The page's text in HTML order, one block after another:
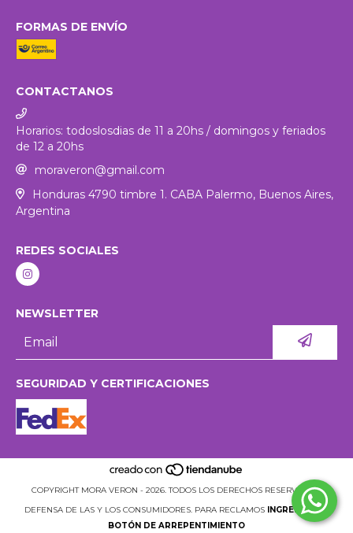
FORMAS DE ENVÍO
CONTACTANOS
Horarios: todoslosdias de 11 a 20hs / domingos y feriados
de 12 a 20hs
moraveron@gmail.com
Honduras 4790 timbre 1. CABA Palermo, Buenos Aires,
Argentina
REDES SOCIALES
NEWSLETTER
SEGURIDAD Y CERTIFICACIONES
COPYRIGHT MORA VERON - 2026. TODOS LOS DERECHOS RESERVADOS.
DEFENSA DE LAS Y LOS CONSUMIDORES. PARA RECLAMOS
INGRESÁ ACÁ.
BOTÓN DE ARREPENTIMIENTO